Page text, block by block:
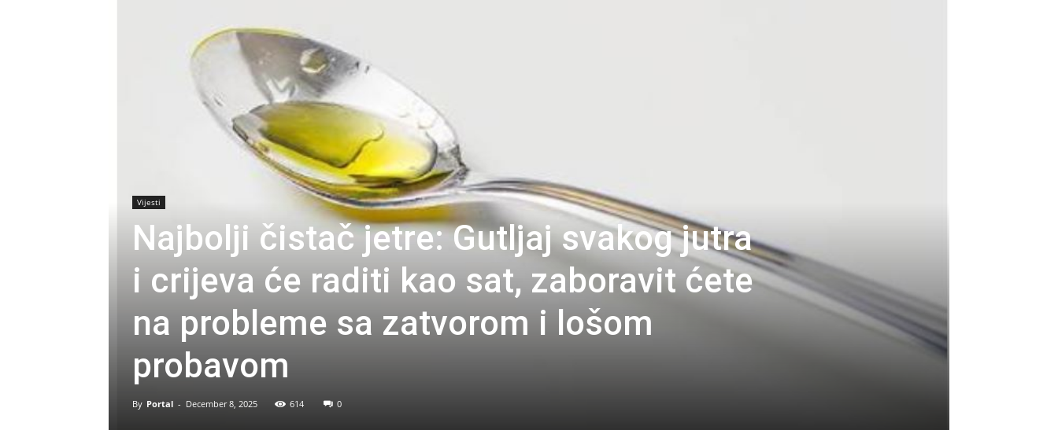
Vijesti
Najbolji čistač jetre: Gutljaj svakog jutra
i crijeva će raditi kao sat, zaboravit ćete
na probleme sa zatvorom i lošom
probavom
By Portal - December 8, 2025 614 0